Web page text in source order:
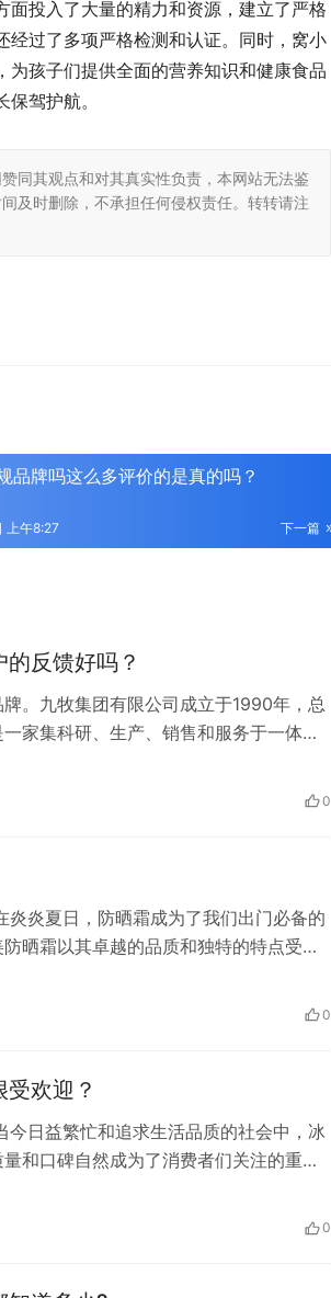
投入了大量的精力和资源，建立了严格
经过了多项严格检测和认证。同时，窝小
孩子们提供全面的营养知识和健康食品
驾护航。
同其观点和对其真实性负责，本网站无法鉴
及时删除，不承担任何侵权责任。转转请注
品牌吗这么多评价的是真的吗？
下一篇
上午8:27
反馈好吗？
。九牧集团有限公司成立于1990年，总
家集科研、生产、销售和服务于一体的
厨卫、厨卫家具、五金龙头、厨卫五金
0
炎夏日，防晒霜成为了我们出门必备的
晒霜以其卓越的品质和独特的特点受到
晒霜采用了先进的防晒技术，能够有效地
0
欢迎？
日益繁忙和追求生活品质的社会中，冰
和口碑自然成为了消费者们关注的重
作为中国家电行业的佼佼者，自1983年创
0